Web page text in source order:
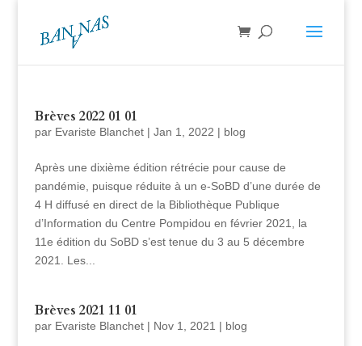
Brèves 2022 01 01
par Evariste Blanchet| Jan 1, 2022 | blog
Après une dixième édition rétrécie pour cause de
pandémie, puisque réduite à un e-SoBD d’une durée de
4 H diffusé en direct de la Bibliothèque Publique
d’Information du Centre Pompidou en février 2021, la
11e édition du SoBD s’est tenue du 3 au 5 décembre
2021. Les...
Brèves 2021 11 01
par Evariste Blanchet| Nov 1, 2021 | blog